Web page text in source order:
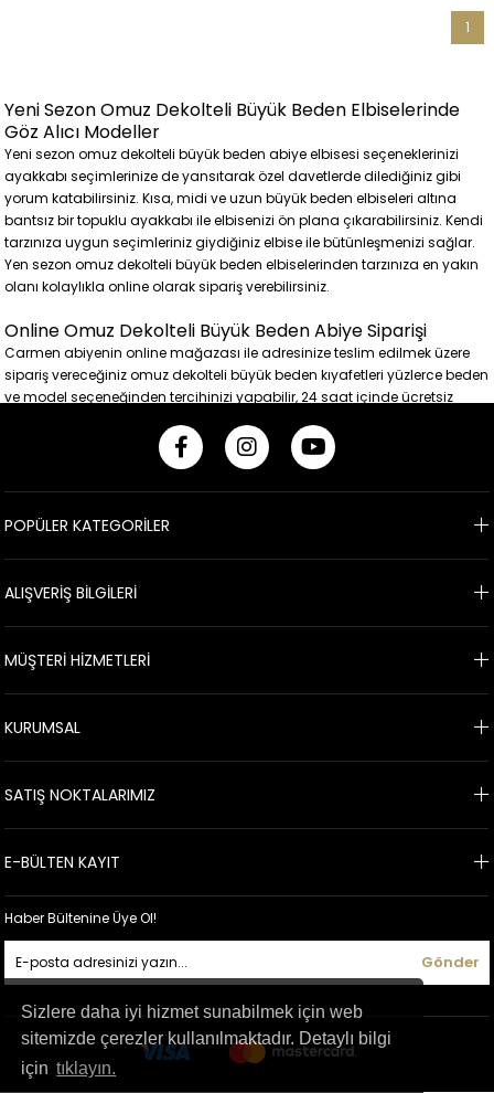
Sizlere daha iyi hizmet sunabilmek için web
sitemizde çerezler kullanılmaktadır. Detaylı bilgi
için tıklayın.
1
Yeni Sezon Omuz Dekolteli Büyük Beden Elbiselerinde
Göz Alıcı Modeller
Yeni sezon omuz dekolteli büyük beden abiye elbisesi seçeneklerinizi
ayakkabı seçimlerinize de yansıtarak özel davetlerde dilediğiniz gibi
yorum katabilirsiniz. Kısa, midi ve uzun büyük beden elbiseleri altına
bantsız bir topuklu ayakkabı ile elbisenizi ön plana çıkarabilirsiniz. Kendi
tarzınıza uygun seçimleriniz giydiğiniz elbise ile bütünleşmenizi sağlar.
Yen sezon omuz dekolteli büyük beden elbiselerinden tarzınıza en yakın
olanı kolaylıkla online olarak sipariş verebilirsiniz.
Online Omuz Dekolteli Büyük Beden Abiye Siparişi
Carmen abiyenin online mağazası ile adresinize teslim edilmek üzere
sipariş vereceğiniz omuz dekolteli büyük beden kıyafetleri yüzlerce beden
ve model seçeneğinden tercihinizi yapabilir, 24 saat içinde ücretsiz
alabilirsiniz. Üstelik iade ve ya değişim için de kargo ücreti ödemezsiniz.
24 Saat İçinde Ücretsiz Kargo Fırsatı
elbiseler Carmen'de sizi bekliyor. Yeni sezon moda trendlerine uygun,
şık elbiseleri Carmen abiye online alışveriş sitesinde kolayca
kargo, kolay iade ve değişim gibi avantajlardan da faydalanabilirsiniz.
POPÜLER KATEGORİLER
ALIŞVERİŞ BİLGİLERİ
MÜŞTERİ HİZMETLERİ
KURUMSAL
SATIŞ NOKTALARIMIZ
E-BÜLTEN KAYIT
Haber Bültenine Üye Ol!
Gönder